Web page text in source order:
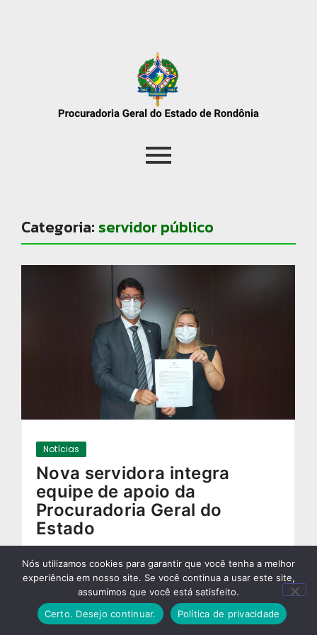
Categoria: servidor público
Notícias
Nova servidora integra
equipe de apoio da
Procuradoria Geral do
Estado
Nós utilizamos cookies para garantir que você tenha a melhor
experiência em nosso site. Se você continua a usar este site,
assumimos que você está satisfeito.
Certo. Desejo continuar.
Política de privacidade